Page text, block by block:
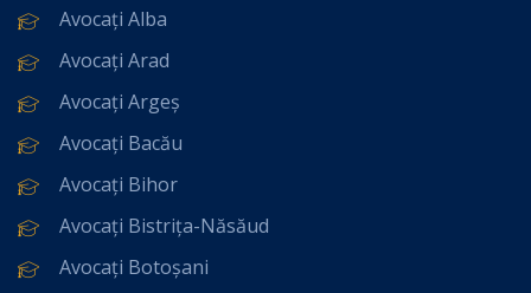
Avocați Alba
Avocați Arad
Avocați Argeș
Avocați Bacău
Avocați Bihor
Avocați Bistrița-Năsăud
Avocați Botoșani